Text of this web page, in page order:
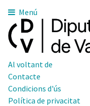
Menú
Al voltant de
Contacte
Condicions d'ús
Política de privacitat